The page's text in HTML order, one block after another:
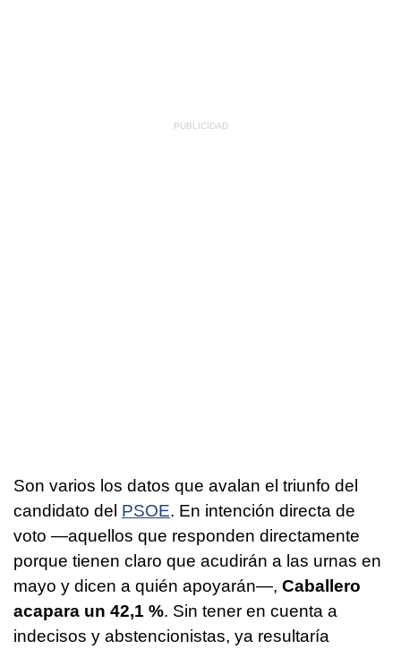
Son varios los datos que avalan el triunfo del
candidato del PSOE. En intención directa de
voto —aquellos que responden directamente
porque tienen claro que acudirán a las urnas en
mayo y dicen a quién apoyarán—, Caballero
acapara un 42,1 %. Sin tener en cuenta a
indecisos y abstencionistas, ya resultaría